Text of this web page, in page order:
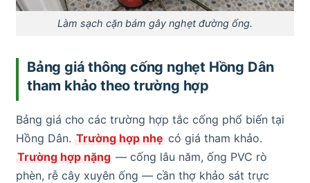
Làm sạch cặn bám gây nghẹt đường ống.
Bảng giá thông cống nghẹt Hồng Dân
tham khảo theo trường hợp
Bảng giá cho các trường hợp tắc cống phổ biến tại
Hồng Dân. Trường hợp nhẹ có giá tham khảo.
Trường hợp nặng — cống lâu năm, ống PVC rò
phèn, rễ cây xuyên ống — cần thợ khảo sát trực